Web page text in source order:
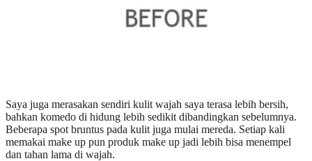
Saya juga merasakan sendiri kulit wajah saya terasa lebih bersih,
bahkan komedo di hidung lebih sedikit dibandingkan sebelumnya.
Beberapa spot bruntus pada kulit juga mulai mereda. Setiap kali
memakai make up pun produk make up jadi lebih bisa menempel
dan tahan lama di wajah.